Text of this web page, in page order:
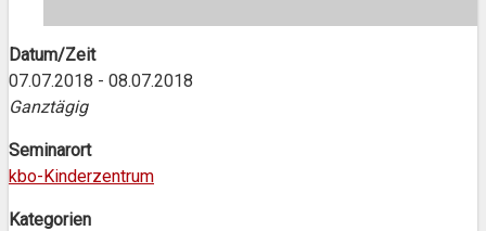
Datum/Zeit
07.07.2018 - 08.07.2018
Ganztägig
Seminarort
kbo-Kinderzentrum
Kategorien